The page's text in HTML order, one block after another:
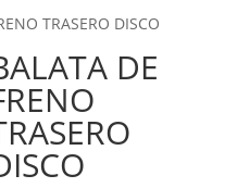
TRASERO DISCO
DE